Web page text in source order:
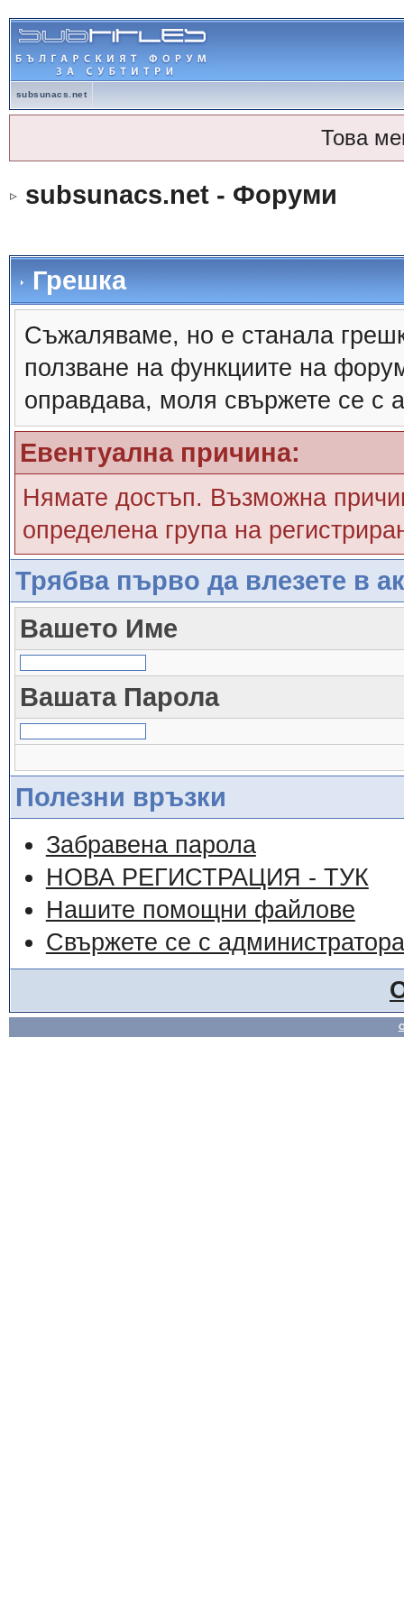
subsunacs.net
Това
subsunacs.net - Форуми
Грешка
Съжалявамe, но е станала
ползване на функциите на
оправдава, моля свържете се с
Евентуална причина:
Нямате достъп. Възможна
определена група на
Трябва първо да влезете в
Вашето Име
Вашата Парола
Полезни връзки
Забравена парола
НОВА РЕГИСТРАЦИЯ - ТУК
Нашите помощни файлове
Свържете се с администратора